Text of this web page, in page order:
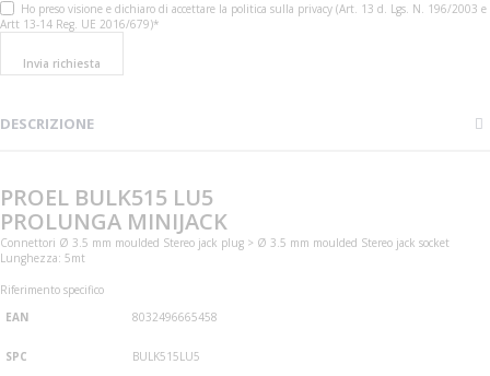
Ho preso visione e dichiaro di accettare la politica sulla privacy (Art. 13 d. Lgs. N. 196/2003 e
Artt 13-14 Reg. UE 2016/679)*
Invia richiesta
DESCRIZIONE
PROEL BULK515 LU5
PROLUNGA MINIJACK
Connettori Ø 3.5 mm moulded Stereo jack plug > Ø 3.5 mm moulded Stereo jack socket
Lunghezza: 5mt
Riferimento specifico
EAN
8032496665458
SPC BULK515LU5